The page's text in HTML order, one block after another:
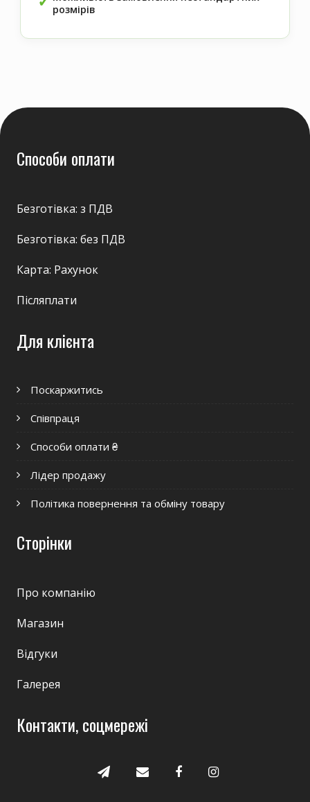
розмірів
Способи оплати
Безготівка: з ПДВ
Безготівка: без ПДВ
Карта: Рахунок
Післяплати
Для клієнта
Поскаржитись
Співпраця
Способи оплати ₴
Лідер продажу
Політика повернення та обміну товару
Сторінки
Про компанію
Магазин
Відгуки
Галерея
Контакти, соцмережі